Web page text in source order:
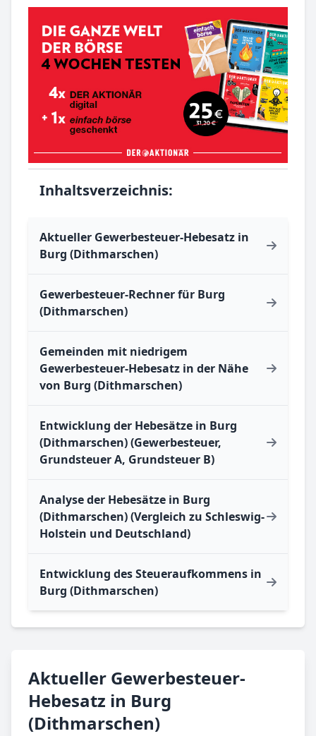
Inhaltsverzeichnis:
Aktueller Gewerbesteuer-Hebesatz in
Burg (Dithmarschen)
Gewerbesteuer-Rechner für Burg
(Dithmarschen)
Gemeinden mit niedrigem
Gewerbesteuer-Hebesatz in der Nähe
von Burg (Dithmarschen)
Entwicklung der Hebesätze in Burg
(Dithmarschen) (Gewerbesteuer,
Grundsteuer A, Grundsteuer B)
Analyse der Hebesätze in Burg
(Dithmarschen) (Vergleich zu Schleswig-
Holstein und Deutschland)
Entwicklung des Steueraufkommens in
Burg (Dithmarschen)
Aktueller Gewerbesteuer-
Hebesatz in Burg
(Dithmarschen)